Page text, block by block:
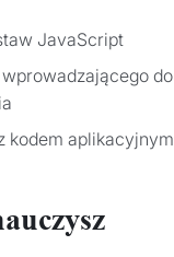
JavaScript
do
kodem aplikacyjnym